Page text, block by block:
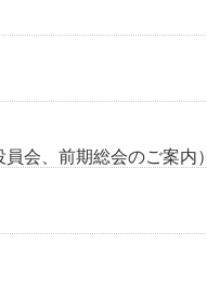
会、前期総会のご案内）